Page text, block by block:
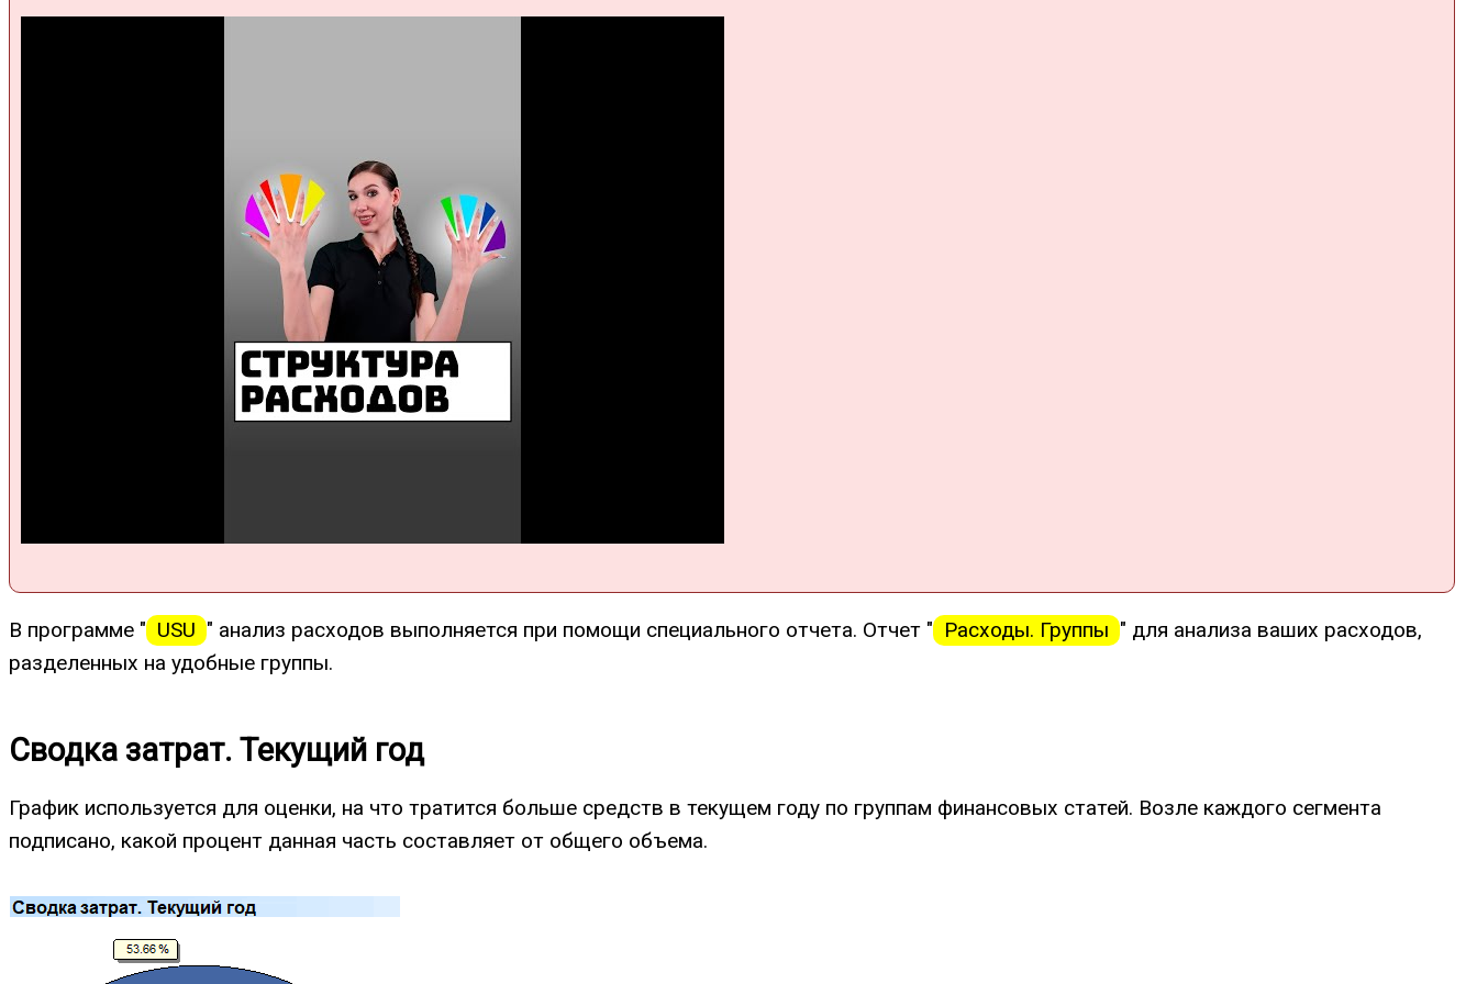
В программе " USU " анализ расходов выполняется при помощи специального отчета. Отчет " Расходы. Группы " для анализа ваших расходов,
разделенных на удобные группы.
Сводка затрат. Текущий год
График используется для оценки, на что тратится больше средств в текущем году по группам финансовых статей. Возле каждого сегмента
подписано, какой процент данная часть составляет от общего объема.